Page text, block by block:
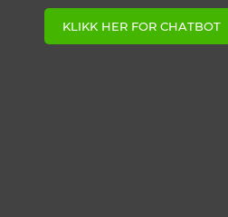
KLIKK HER FOR CHATBOT